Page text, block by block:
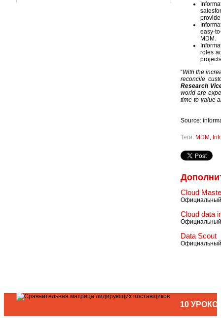
easy-
MDM.
roles
“With the
reconcile
Research
world are
time-to-value
Source:
Теги: MDM ,
Cloud
Официальный
Cloud data
Официальный
Data Scout
Официальный
10